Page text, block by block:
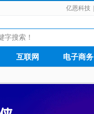
亿恩科技
互联网 电子商务